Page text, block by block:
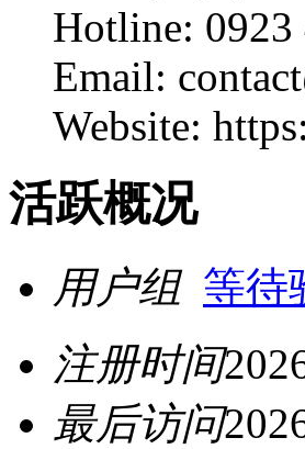
Hotline: 0923
Email:
Website:
活跃概况
用户组 等待
注册时间
最后访问